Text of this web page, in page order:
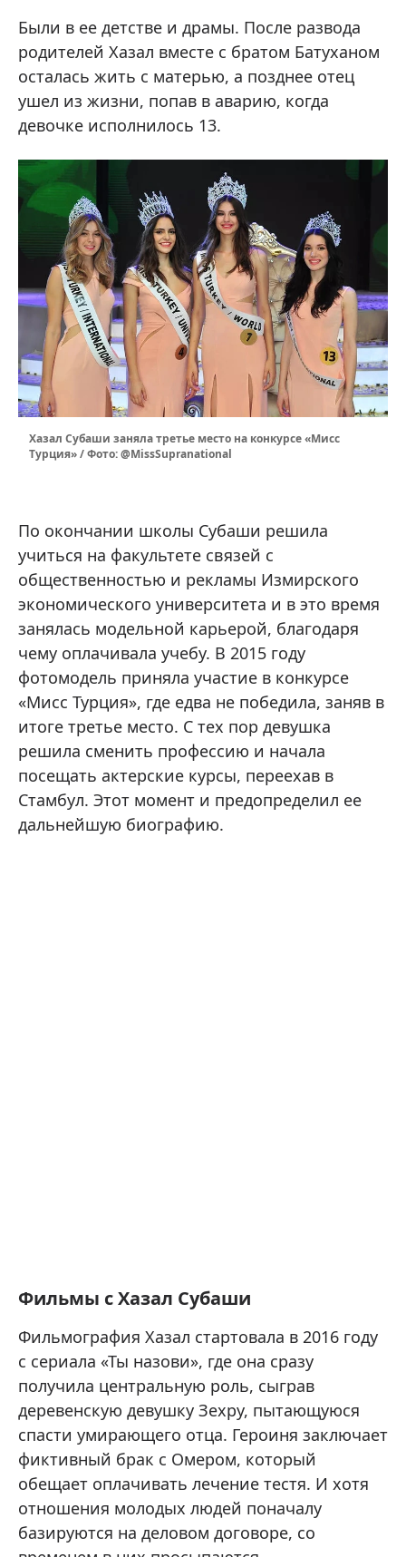
Были в ее детстве и драмы. После развода
родителей Хазал вместе с братом Батуханом
осталась жить с матерью, а позднее отец
ушел из жизни, попав в аварию, когда
девочке исполнилось 13.
Хазал Субаши заняла третье место на конкурсе «Мисс
Турция» / Фото: @MissSupranational
По окончании школы Субаши решила
учиться на факультете связей с
общественностью и рекламы Измирского
экономического университета и в это время
занялась модельной карьерой, благодаря
чему оплачивала учебу. В 2015 году
фотомодель приняла участие в конкурсе
«Мисс Турция», где едва не победила, заняв в
итоге третье место. С тех пор девушка
решила сменить профессию и начала
посещать актерские курсы, переехав в
Стамбул. Этот момент и предопределил ее
дальнейшую биографию.
Фильмы с Хазал Субаши
Фильмография Хазал стартовала в 2016 году
с сериала «Ты назови», где она сразу
получила центральную роль, сыграв
деревенскую девушку Зехру, пытающуюся
спасти умирающего отца. Героиня заключает
фиктивный брак с Омером, который
обещает оплачивать лечение тестя. И хотя
отношения молодых людей поначалу
базируются на деловом договоре, со